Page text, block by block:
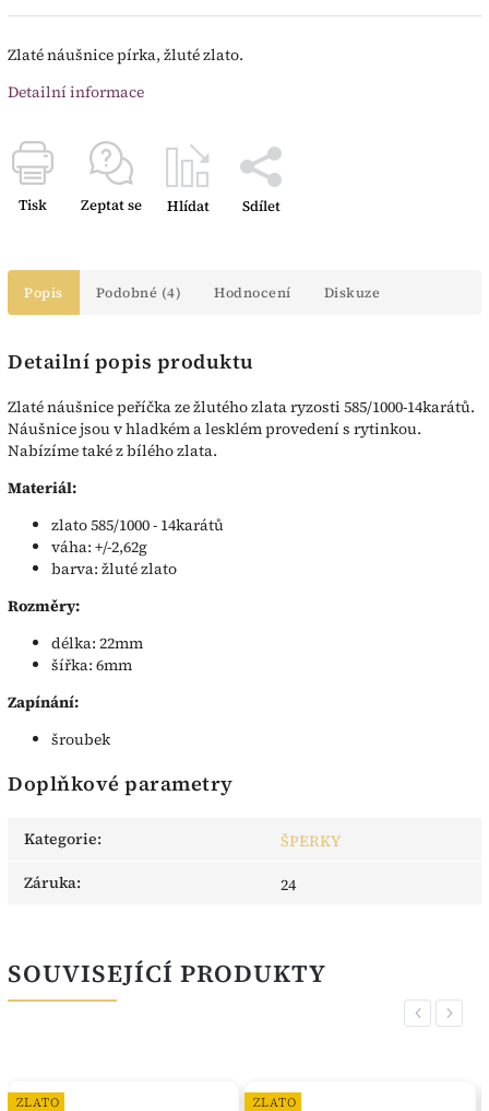
Zlaté náušnice pírka, žluté zlato.
Detailní informace
Tisk Zeptat se Hlídat Sdílet
Popis Podobné (4) Hodnocení Diskuze
Detailní popis produktu
Zlaté náušnice peříčka ze žlutého zlata ryzosti 585/1000-14karátů.
Náušnice jsou v hladkém a lesklém provedení s rytinkou.
Nabízíme také z bílého zlata.
Materiál:
zlato 585/1000 - 14karátů
váha: +/-2,62g
barva: žluté zlato
Rozměry:
délka: 22mm
šířka: 6mm
Zapínání:
šroubek
Doplňkové parametry
Kategorie:
ŠPERKY
Záruka: 24
SOUVISEJÍCÍ PRODUKTY
Previous
ZLATO ZLATO
Next